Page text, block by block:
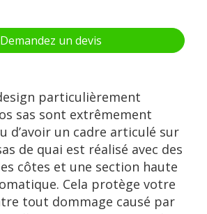
Demandez un devis
particulièrement
sas sont extrêmement
d’avoir un cadre articulé sur
de quai est réalisé avec des
côtes et une section haute
Cela protège votre
tout dommage causé par